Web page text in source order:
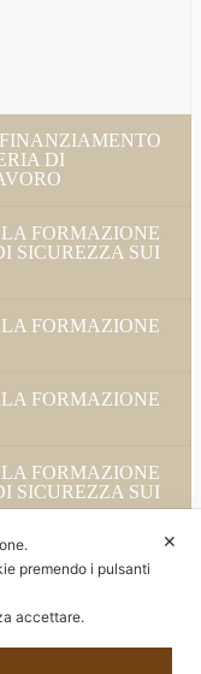
DI
FORMAZIONE
SICUREZZA SUI
FORMAZIONE
FORMAZIONE
FORMAZIONE
SICUREZZA SUI
FORMAZIONE
SICUREZZA SUI
✕
premendo i pulsanti
accettare.